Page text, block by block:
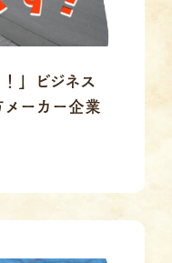
」ビジネス
ーカー企業